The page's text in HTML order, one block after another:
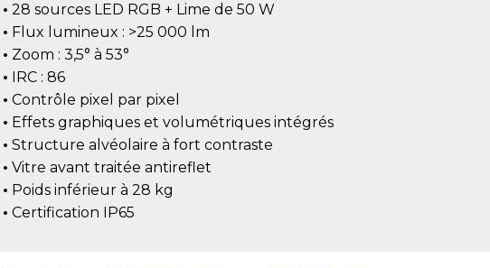
• 28 sources LED RGB + Lime de 50 W
• Flux lumineux : >25 000 lm
• Zoom : 3,5° à 53°
• IRC : 86
• Contrôle pixel par pixel
• Effets graphiques et volumétriques intégrés
• Structure alvéolaire à fort contraste
• Vitre avant traitée antireflet
• Poids inférieur à 28 kg
• Certification IP65